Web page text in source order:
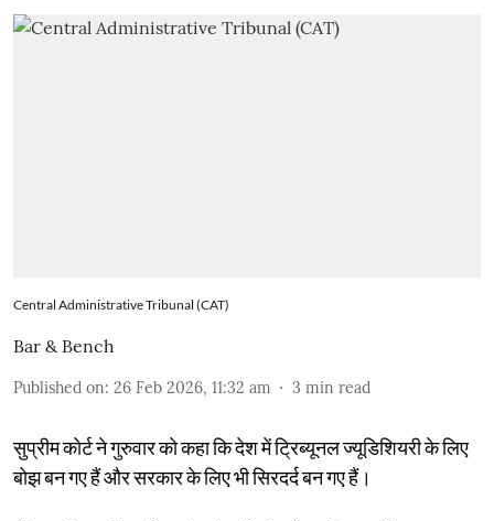
Central Administrative Tribunal (CAT)
Bar & Bench
Published on: 26 Feb 2026, 11:32 am 3 min read
सुप्रीम कोर्ट ने गुरुवार को कहा कि देश में ट्रिब्यूनल ज्यूडिशियरी के लिए
बोझ बन गए हैं और सरकार के लिए भी सिरदर्द बन गए हैं।